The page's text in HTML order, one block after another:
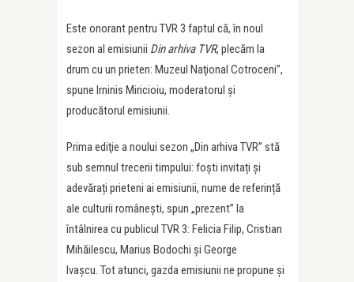
Este onorant pentru TVR 3 faptul că, în noul
sezon al emisiunii Din arhiva TVR, plecăm la
drum cu un prieten: Muzeul Naţional Cotroceni”,
spune Irninis Miricioiu, moderatorul şi
producătorul emisiunii.
Prima ediţie a noului sezon „Din arhiva TVR” stă
sub semnul trecerii timpului: foști invitați și
adevărați prieteni ai emisiunii, nume de referință
ale culturii românești, spun „prezent” la
întâlnirea cu publicul TVR 3: Felicia Filip, Cristian
Mihăilescu, Marius Bodochi și George
Ivașcu. Tot atunci, gazda emisiunii ne propune şi